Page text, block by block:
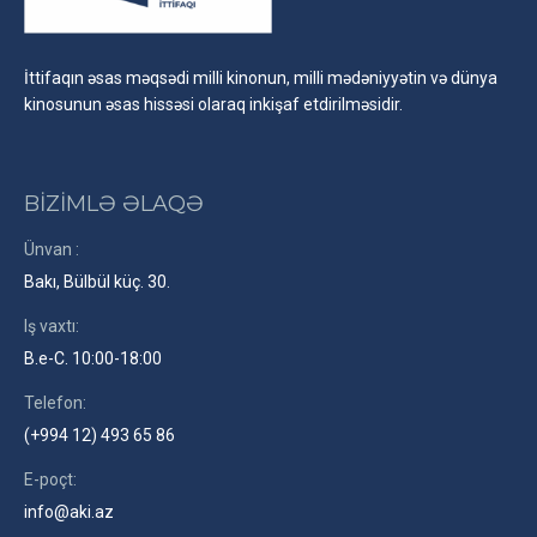
İttifaqın əsas məqsədi milli kinonun, milli mədəniyyətin və dünya
kinosunun əsas hissəsi olaraq inkişaf etdirilməsidir.
BİZİMLƏ ƏLAQƏ
Ünvan :
Bakı, Bülbül küç. 30.
Iş vaxtı:
B.e-C. 10:00-18:00
Telefon:
(+994 12) 493 65 86
E-poçt:
info@aki.az